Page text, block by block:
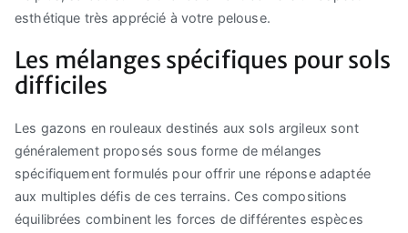
esthétique très apprécié à votre pelouse.
Les mélanges spécifiques pour sols
difficiles
Les gazons en rouleaux destinés aux sols argileux sont
généralement proposés sous forme de mélanges
spécifiquement formulés pour offrir une réponse adaptée
aux multiples défis de ces terrains. Ces compositions
équilibrées combinent les forces de différentes espèces